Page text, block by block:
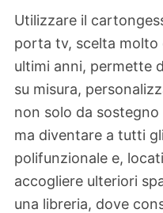
Utilizzare il
porta tv, scelta
ultimi anni, permette
su misura,
non solo da
ma diventare a tutti
polifunzionale e,
accogliere ulteriori
una libreria, dove